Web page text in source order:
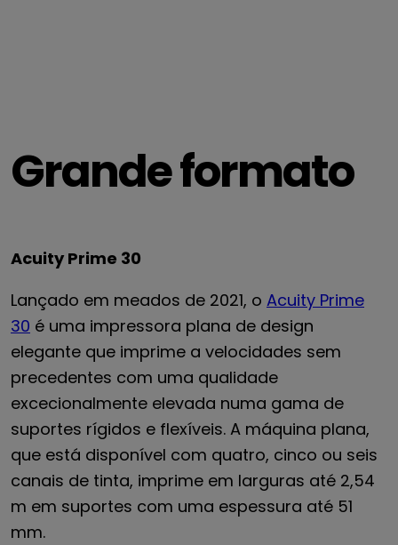
Grande formato
Acuity Prime 30
Lançado em meados de 2021, o Acuity Prime
30 é uma impressora plana de design
elegante que imprime a velocidades sem
precedentes com uma qualidade
excecionalmente elevada numa gama de
suportes rígidos e flexíveis. A máquina plana,
que está disponível com quatro, cinco ou seis
canais de tinta, imprime em larguras até 2,54
m em suportes com uma espessura até 51
mm.